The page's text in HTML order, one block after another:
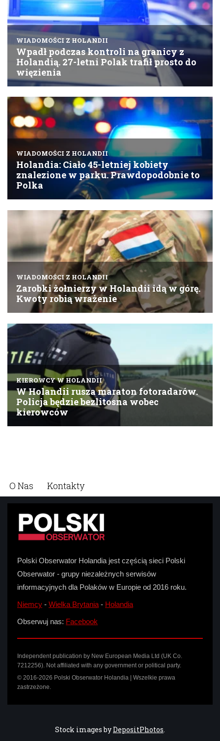
O Nas Kontakty
Polski Obserwator Holandia jest częścią sieci Polski
Obserwator - grupy niezależnych serwisów
informacyjnych dla Polaków w Europie od 2016 roku.
Niemcy - Wielka Brytania- Holandia
Obserwuj nas: Facebook
Independent publication by New European Media Ltd (UK Co.
7212256). Not affiliated with any government or political party.
© 2016-2026 Polski Obserwator Holandia | Wszelkie prawa
zastrzeżone.
Stock images byDepositPhotos.